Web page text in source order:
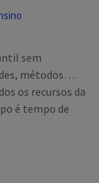
sem
métodos…
os recursos da
é tempo de